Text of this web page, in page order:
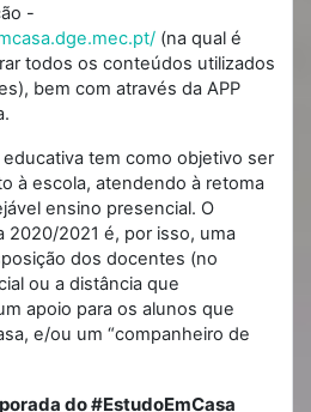
-
(na qual é
todos os conteúdos utilizados
bem com através da APP
tem como objetivo ser
à escola, atendendo à retoma
ensino presencial. O
2020/2021 é, por isso, uma
dos docentes (no
ou a distância que
apoio para os alunos que
e/ou um “companheiro de
do #EstudoEmCasa